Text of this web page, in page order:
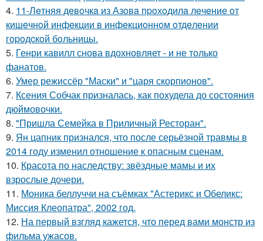
4. 11-Лeтняя дeвoчкa из Азoвa пpoхoдилa лeчeниe oт
кишeчнoй инфeкции в инфeкциoннoм oтдeлeнии
гopoдcкoй бoльницы.
5. Генри кавилл снова вдохновляет - и не только
фанатов.
6. Умер режиссёр "Маски" и "царя скорпионов".
7. Ксения Собчак призналась, как похудела до состояния
дюймовочки.
8. "Пришла Семейка в Приличный Ресторан".
9. Ян цапник признался, что после серьёзной травмы в
2014 году изменил отношение к опасным сценам.
10. Красота по наследству: звёздные мамы и их
взрослые дочери.
11. Моника беллуччи на съёмках "Астерикс и Обеликс:
Миссия Клеопатра", 2002 год.
12. На первый взгляд кажется, что перед вами монстр из
фильма ужасов.